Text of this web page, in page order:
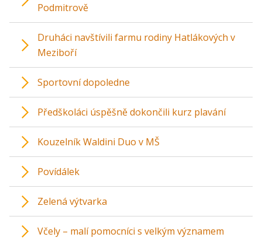
Podmitrově
Druháci navštívili farmu rodiny Hatlákových v
Meziboří
Sportovní dopoledne
Předškoláci úspěšně dokončili kurz plavání
Kouzelník Waldini Duo v MŠ
Povídálek
Zelená výtvarka
Včely – malí pomocníci s velkým významem